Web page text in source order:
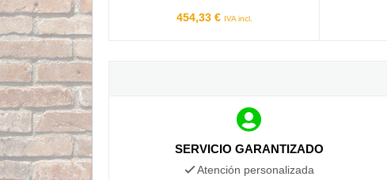
454,33 € IVA incl.
SERVICIO GARANTIZADO
Atención personalizada